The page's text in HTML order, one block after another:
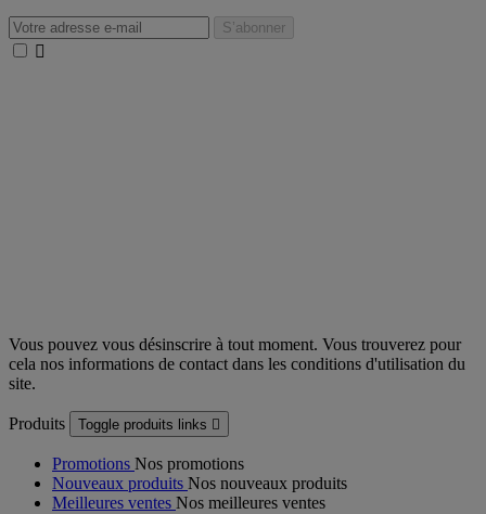

Vous pouvez vous désinscrire à tout moment. Vous trouverez pour
cela nos informations de contact dans les conditions d'utilisation du
site.
Produits Toggle produits links 
Promotions Nos promotions
Nouveaux produits Nos nouveaux produits
Meilleures ventes Nos meilleures ventes